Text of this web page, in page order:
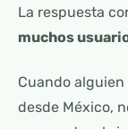
La respuesta
muchos
Cuando
desde México,